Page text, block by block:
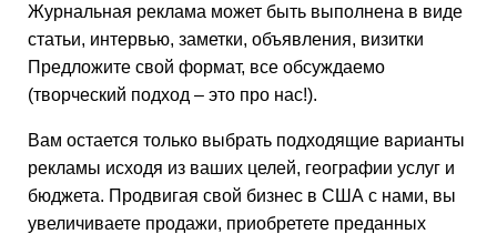
Журнальная реклама может быть выполнена в виде
статьи, интервью, заметки, объявления, визитки
Предложите свой формат, все обсуждаемо
(творческий подход – это про нас!).
Вам остается только выбрать подходящие варианты
рекламы исходя из ваших целей, географии услуг и
бюджета. Продвигая свой бизнес в США с нами, вы
увеличиваете продажи, приобретете преданных